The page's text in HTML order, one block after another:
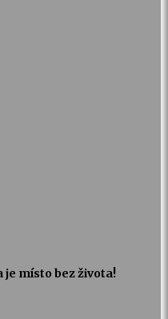
je místo bez života!